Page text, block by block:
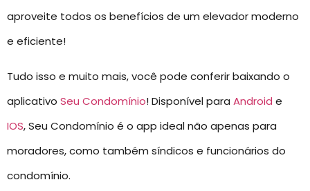
aproveite todos os benefícios de um elevador moderno
e eficiente!
Tudo isso e muito mais, você pode conferir baixando o
aplicativo Seu Condomínio! Disponível para Android e
IOS, Seu Condomínio é o app ideal não apenas para
moradores, como também síndicos e funcionários do
condomínio.